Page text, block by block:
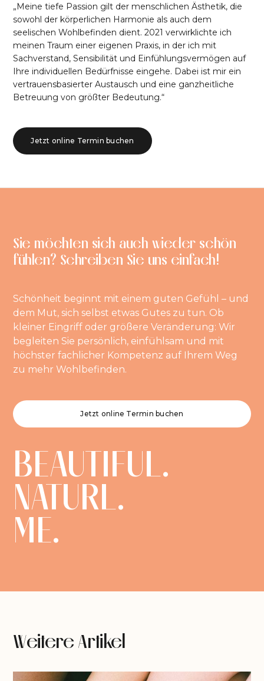
„Meine tiefe Passion gilt der menschlichen Ästhetik, die
sowohl der körperlichen Harmonie als auch dem
seelischen Wohlbefinden dient. 2021 verwirklichte ich
meinen Traum einer eigenen Praxis, in der ich mit
Sachverstand, Sensibilität und Einfühlungsvermögen auf
Ihre individuellen Bedürfnisse eingehe. Dabei ist mir ein
vertrauensbasierter Austausch und eine ganzheitliche
Betreuung von größter Bedeutung.“
Jetzt online Termin buchen
Sie möchten sich auch wieder schön
fühlen? Schreiben Sie uns einfach!
Schönheit beginnt mit einem guten Gefühl – und
dem Mut, sich selbst etwas Gutes zu tun. Ob
kleiner Eingriff oder größere Veränderung: Wir
begleiten Sie persönlich, einfühlsam und mit
höchster fachlicher Kompetenz auf Ihrem Weg
zu mehr Wohlbefinden.
Jetzt online Termin buchen
BEAUTIFUL.
NATURL.
ME.
Weitere Artikel